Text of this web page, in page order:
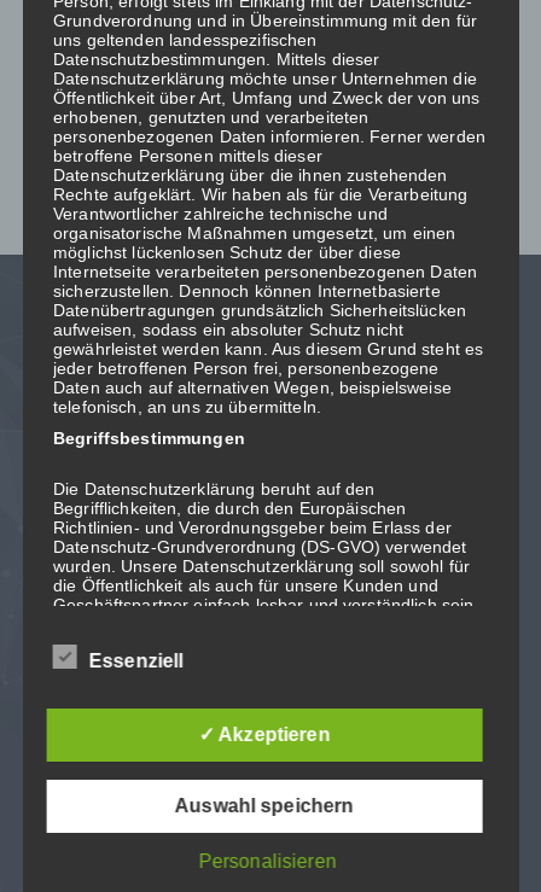
n
n
a
c
h
:
Archives
Mai 2020
NEHMENSIEKONTAK
AUF
Bereit, mit unsdurchzustarten?
Wir arbeiten mit Leidenschaft, nehmen Herausforderungen
an und schaffen neue Impulse in der Unternehmensberatung
Mon – Fr: 9:00 –17:00 Uhr
GetaQuote
Grundverordnung und in Übereinstimmung mit den für
uns geltenden landesspezifischen
Datenschutzbestimmungen. Mittels dieser
Datenschutzerklärung möchte unser Unternehmen die
Öffentlichkeit über Art, Umfang und Zweck der von uns
erhobenen, genutzten und verarbeiteten
personenbezogenen Daten informieren. Ferner werden
betroffene Personen mittels dieser
Datenschutzerklärung über die ihnen zustehenden
Rechte aufgeklärt. Wir haben als für die Verarbeitung
Verantwortlicher zahlreiche technische und
organisatorische Maßnahmen umgesetzt, um einen
möglichst lückenlosen Schutz der über diese
Internetseite verarbeiteten personenbezogenen Daten
sicherzustellen. Dennoch können Internetbasierte
Datenübertragungen grundsätzlich Sicherheitslücken
aufweisen, sodass ein absoluter Schutz nicht
gewährleistet werden kann. Aus diesem Grund steht es
jeder betroffenen Person frei, personenbezogene
Daten auch auf alternativen Wegen, beispielsweise
telefonisch, an uns zu übermitteln.
Begriffsbestimmungen
Die Datenschutzerklärung beruht auf den
Begrifflichkeiten, die durch den Europäischen
Richtlinien- und Verordnungsgeber beim Erlass der
Datenschutz-Grundverordnung (DS-GVO) verwendet
wurden. Unsere Datenschutzerklärung soll sowohl für
die Öffentlichkeit als auch für unsere Kunden und
Geschäftspartner einfach lesbar und verständlich sein.
verwendeten Begrifflichkeiten erläutern. Wir verwenden
in dieser Datenschutzerklärung unter anderem die
a) personenbezogene Daten
Personenbezogene Daten sind alle
Informationen, die sich auf eine identifizierte oder
identifizierbare natürliche Person (im Folgenden
Essenziell
✓ Akzeptieren
Auswahl speichern
Personalisieren